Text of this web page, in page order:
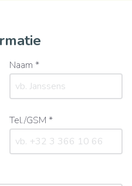
Naam *
Tel./GSM *